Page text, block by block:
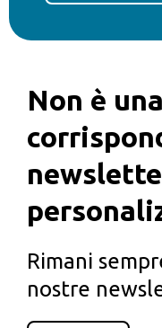
Non è una
Rimani
nostre